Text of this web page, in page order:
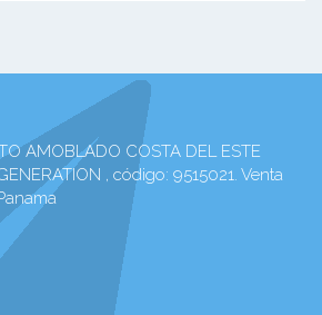
AMOBLADO COSTA DEL ESTE
, código: 9515021. Venta